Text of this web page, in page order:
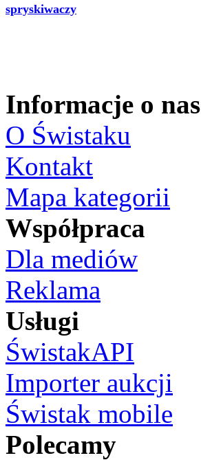
spryskiwaczy
Informacje o nas
O Świstaku
Kontakt
Mapa kategorii
Współpraca
Dla mediów
Reklama
Usługi
ŚwistakAPI
Importer aukcji
Świstak mobile
Polecamy